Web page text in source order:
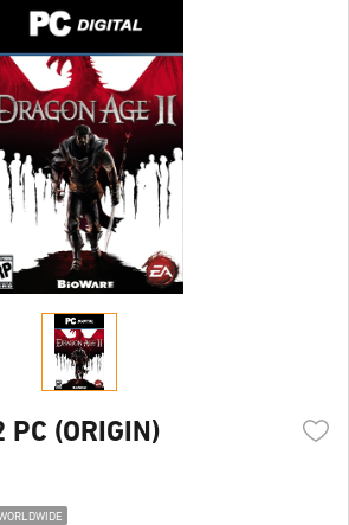
PC (ORIGIN)